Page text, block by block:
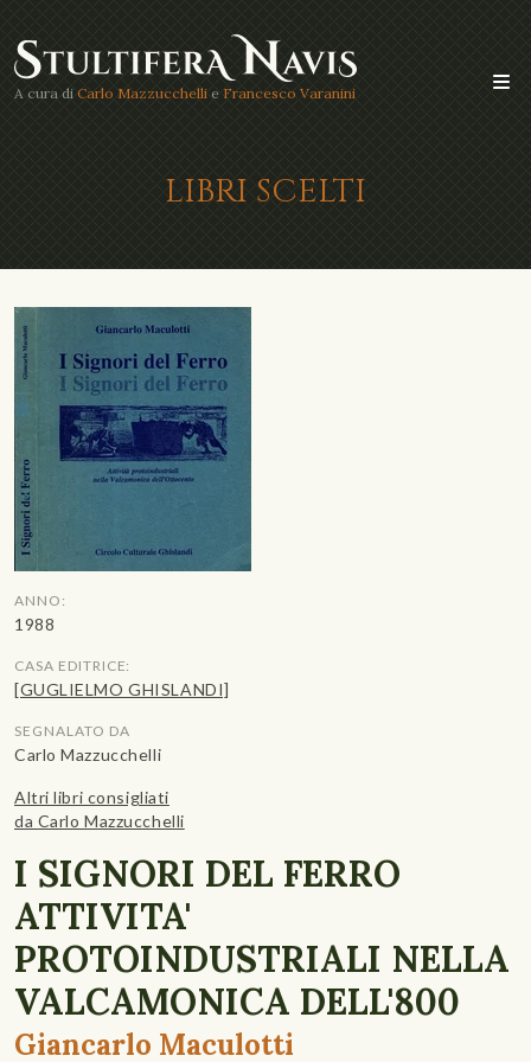
A cura di Carlo Mazzucchelli e Francesco Varanini
LIBRI SCELTI
ANNO:
1988
CASA EDITRICE:
[GUGLIELMO GHISLANDI]
SEGNALATO DA
Carlo Mazzucchelli
Altri libri consigliati
da Carlo Mazzucchelli
I SIGNORI DEL FERRO
ATTIVITA'
PROTOINDUSTRIALI NELLA
VALCAMONICA DELL'800
Giancarlo Maculotti